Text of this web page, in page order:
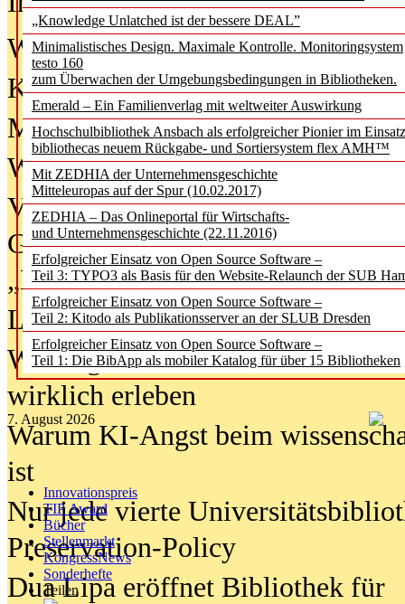
„Knowledge Unlatched ist der bessere DEAL”
Minimalistisches Design. Maximale Kontrolle. Monitoringsystem
testo 160
zum Überwachen der Umgebungsbedingungen in Bibliotheken.
Emerald – Ein Familienverlag mit weltweiter Auswirkung
Hochschulbibliothek Ansbach als erfolgreicher Pionier im
bibliothecas neuem Rückgabe- und Sortiersystem flex AMH™
Mit ZEDHIA der Unternehmensgeschichte
Mitteleuropas auf der Spur (10.02.2017)
ZEDHIA – Das Onlineportal für Wirtschafts-
und Unternehmensgeschichte (22.11.2016)
Erfolgreicher Einsatz von Open Source Software –
Teil 3: TYPO3 als Basis für den Website-Relaunch der SUB
Erfolgreicher Einsatz von Open Source Software –
Teil 2: Kitodo als Publikationsserver an der SLUB Dresden
Erfolgreicher Einsatz von Open Source Software –
Teil 1: Die BibApp als mobiler Katalog für über 15 Bibliotheken
7. August 2026
Innovationspreis
TIP Award
Bücher
Stellenmarkt
KongressNews
Sonderhefte
Teilen
Was Hochschul­bibliotheken von
Kinder in der digitalen Welt
Metadaten als Infrastruktur
Wenn Bots katalogisieren
Von Abschlusskleidern bis
Geisterjagd-Ausrüstung in der
„Library of Things“ unterwegs
Lesen als Infrastrukturaufgabe
Wie Jugendliche Social Media
wirklich erleben
Warum KI-Angst beim
ist
Nur jede vierte
Preservation-Policy
Dua Lipa eröffnet Bibliothek für